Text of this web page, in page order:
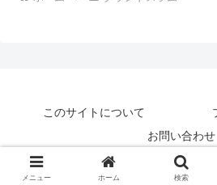
このサイトについて
お問い合わせ
© 2018-2026 テニ
メニュー ホーム 検索